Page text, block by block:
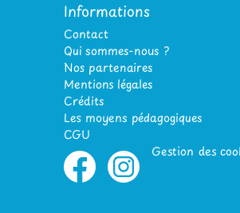
Informations
Contact
Qui sommes-nous ?
Nos partenaires
Mentions légales
Crédits
Les moyens pédagogiques
CGU
Gestion des